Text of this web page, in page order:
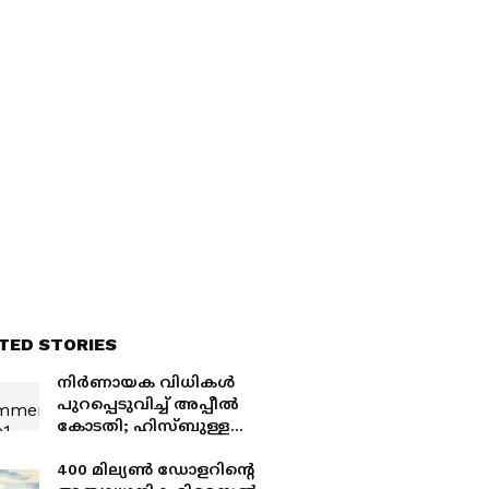
STORIES
നിർണായക വിധികൾ
പുറപ്പെടുവിച്ച് അപ്പീൽ
കോടതി; ഹിസ്ബുള്ള
സ്വദേശിക്ക് പത്ത് വർഷം
400 മില്യൺ ഡോളറിന്‍റെ